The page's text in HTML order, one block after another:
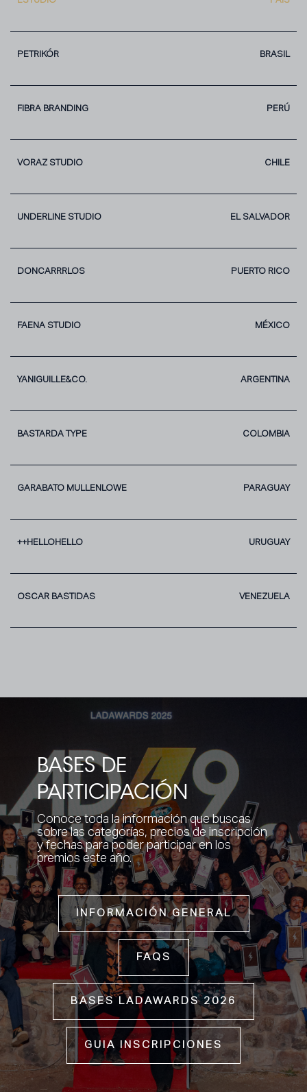
PETRIKÓR BRASIL
FIBRA BRANDING PERÚ
VORAZ STUDIO CHILE
UNDERLINE STUDIO EL SALVADOR
DONCARRRLOS PUERTO RICO
FAENA STUDIO MÉXICO
YANIGUILLE&CO. ARGENTINA
BASTARDA TYPE COLOMBIA
GARABATO MULLENLOWE PARAGUAY
++HELLOHELLO URUGUAY
OSCAR BASTIDAS VENEZUELA
BASES DE
PARTICIPACIÓN
Conoce toda la información que buscas
sobre las categorías, precios de inscripción
y fechas para poder participar en los
premios este año.
INFORMACIÓN GENERAL
FAQS
BASES LADAWARDS 2026
GUIA INSCRIPCIONES